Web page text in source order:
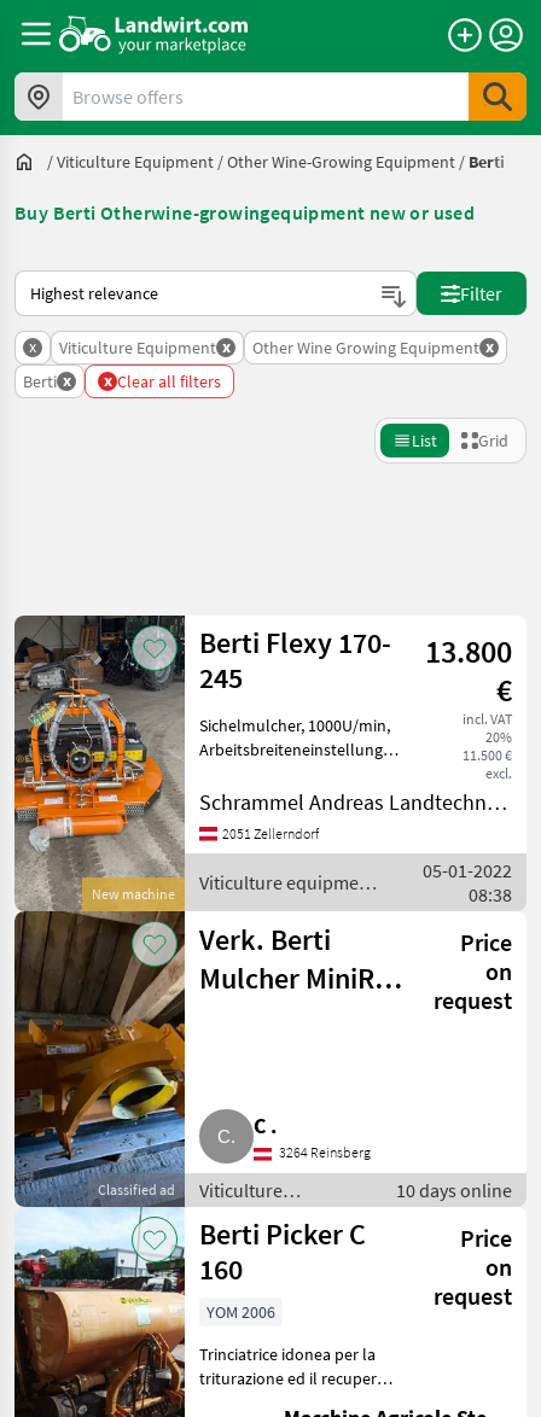
Browse offers
/Viticulture Equipment /Other Wine-Growing Equipment / Berti
Buy Berti Otherwine-growingequipment new or used
This is how sorting works on Landwirt.com
Filter
x Viticulture Equipment x Other Wine Growing Equipment x
Berti x x Clear all filters
List Grid
Category Place Filter
CURRENT
PATH
Agriculture
technology
Viticulture
Equipment
Other Wine
Growing
Equipment
Berti
SELECT
CATEGORY
Berti
Clemens
Calderoni
Conpexim
Pellenc
Show
all 11
Reset
Show
3
results
New machine
Berti Flexy 170-
245
13.800
€
incl. VAT
20%
11.500 €
excl.
Sichelmulcher, 1000U/min,
Arbeitsbreiteneinstellung
Dreipunktbock, Getriebe
hydraulische
Eingangsgetriebe
Schrammel Andreas Landtechnik und Handel, Metalltechnik e.U.
2051 Zellerndorf
Viticulture equipment
/ Berti
05-01-2022
08:38
Classified ad
Verk. Berti
Mulcher MiniRev
Price
on
request
C .
3264 Reinsberg
Viticulture
equipment / Other
wine-growing
equipment
10 days online
Berti Picker C
160
Price
on
request
YOM 2006
Trinciatrice idonea per la
triturazione ed il recupero